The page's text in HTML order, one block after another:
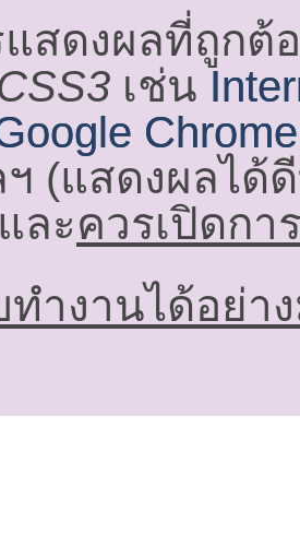
แสดงผลที่ถูกต้
เช่น
ฯ (แสดงผลได้
ละควรเปิดกา
ทำงานได้อย่า